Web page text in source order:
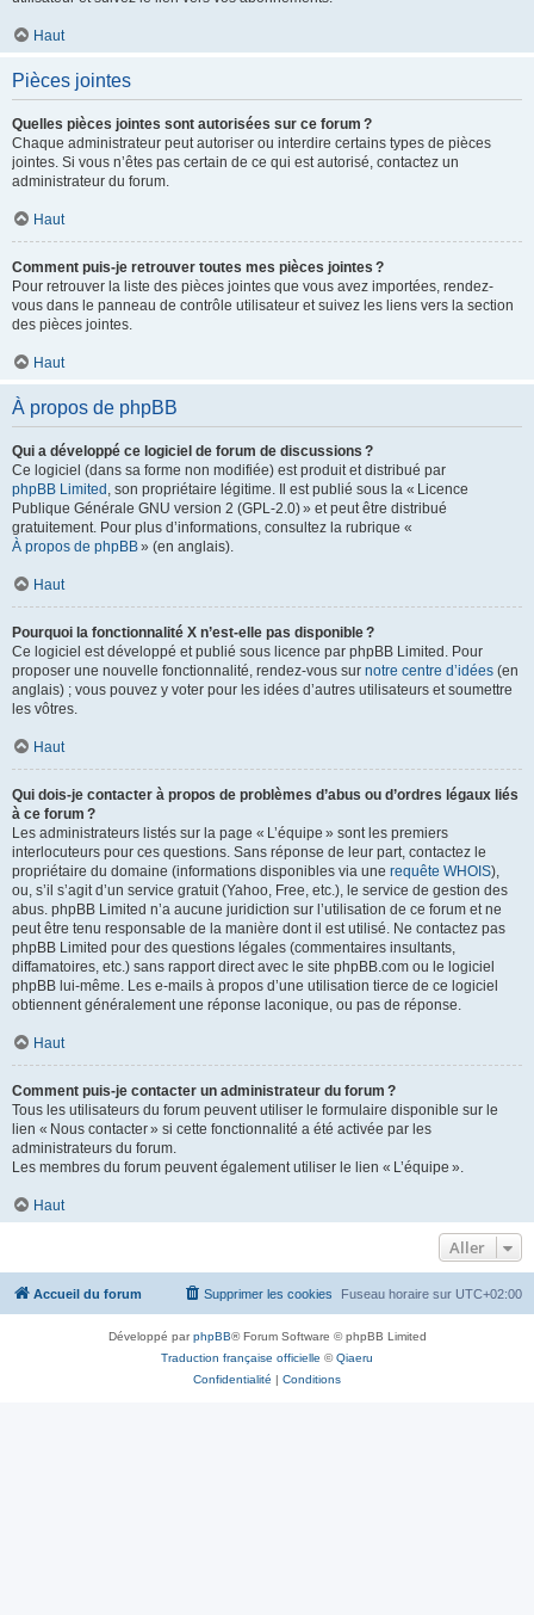
Haut
Pièces jointes
Quelles pièces jointes sont autorisées sur ce forum ?
Chaque administrateur peut autoriser ou interdire certains types de pièces
jointes. Si vous n’êtes pas certain de ce qui est autorisé, contactez un
administrateur du forum.
Haut
Comment puis-je retrouver toutes mes pièces jointes ?
Pour retrouver la liste des pièces jointes que vous avez importées, rendez-
vous dans le panneau de contrôle utilisateur et suivez les liens vers la section
des pièces jointes.
Haut
À propos de phpBB
Qui a développé ce logiciel de forum de discussions ?
Ce logiciel (dans sa forme non modifiée) est produit et distribué par
phpBB Limited , son propriétaire légitime. Il est publié sous la « Licence
Publique Générale GNU version 2 (GPL-2.0) » et peut être distribué
gratuitement. Pour plus d’informations, consultez la rubrique «
À propos de phpBB» (en anglais).
Haut
Pourquoi la fonctionnalité X n’est-elle pas disponible ?
Ce logiciel est développé et publié sous licence par phpBB Limited. Pour
proposer une nouvelle fonctionnalité, rendez-vous sur notre centre d’idées (en
anglais) ; vous pouvez y voter pour les idées d’autres utilisateurs et soumettre
les vôtres.
Haut
Qui dois-je contacter à propos de problèmes d’abus ou d’ordres légaux liés
à ce forum ?
Les administrateurs listés sur la page « L’équipe » sont les premiers
interlocuteurs pour ces questions. Sans réponse de leur part, contactez le
propriétaire du domaine (informations disponibles via une requête WHOIS),
ou, s’il s’agit d’un service gratuit (Yahoo, Free, etc.), le service de gestion des
abus. phpBB Limited n’a aucune juridiction sur l’utilisation de ce forum et ne
peut être tenu responsable de la manière dont il est utilisé. Ne contactez pas
phpBB Limited pour des questions légales (commentaires insultants,
diffamatoires, etc.) sans rapport direct avec le site phpBB.com ou le logiciel
phpBB lui-même. Les e-mails à propos d’une utilisation tierce de ce logiciel
obtiennent généralement une réponse laconique, ou pas de réponse.
Haut
Comment puis-je contacter un administrateur du forum ?
Tous les utilisateurs du forum peuvent utiliser le formulaire disponible sur le
lien « Nous contacter » si cette fonctionnalité a été activée par les
administrateurs du forum.
Les membres du forum peuvent également utiliser le lien « L’équipe ».
Haut
Aller
Accueil du forum Fuseau horaire sur UTC+02:00
Supprimer les cookies
Développé parphpBB® Forum Software © phpBB Limited
Traduction française officielle ©Qiaeru
Confidentialité
Conditions